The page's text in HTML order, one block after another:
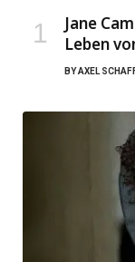
Jane
Leben
BYAXEL